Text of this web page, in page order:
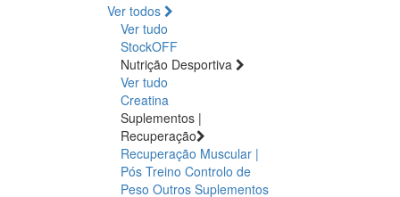
Ver todos
Ver tudo
StockOFF
Nutrição Desportiva
Ver tudo
Creatina
Suplementos |
Recuperação
Recuperação Muscular |
Pós Treino Controlo de
Peso Outros Suplementos